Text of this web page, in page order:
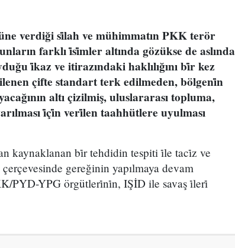
verdiği si̇lah ve mühimmatın PKK terör
farklı i̇si̇mler altında gözükse de aslında
i̇kaz ve itirazındaki haklılığını bi̇r kez
çifte standart terk edilmeden, bölgeni̇n
altı çizilmiş, uluslararası topluma,
i̇çi̇n veri̇len taahhütlere uyulması
kaynaklanan bi̇r tehdidin tespiti i̇le taci̇z ve
gereğinin yapılmaya devam
PYD-YPG örgütleri̇ni̇n, IŞİD ile savaş i̇leri̇